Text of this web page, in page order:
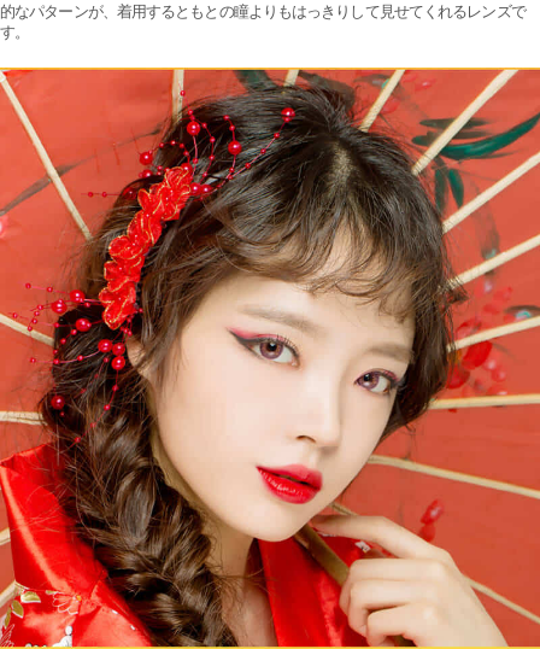
的なパターンが、着用するともとの瞳よりもはっきりして見せてくれるレンズで
す。